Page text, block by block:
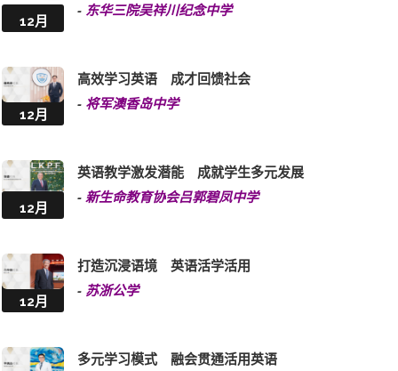
12月
- 东华三院吴祥川纪念中学
12月
高效学习英语 成才回馈社会
- 将军澳香岛中学
12月
英语教学激发潜能 成就学生多元发展
- 新生命教育协会吕郭碧凤中学
12月
打造沉浸语境 英语活学活用
- 苏浙公学
多元学习模式 融会贯通活用英语